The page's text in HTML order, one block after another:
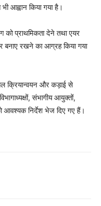
आह्वान किया गया है।
को प्राथमिकता देने तथा एयर
बनाए रखने का आग्रह किया गया
क्रियान्वयन और कड़ाई से
संभागीय आयुक्तों,
को आवश्यक निर्देश भेज दिए गए हैं।